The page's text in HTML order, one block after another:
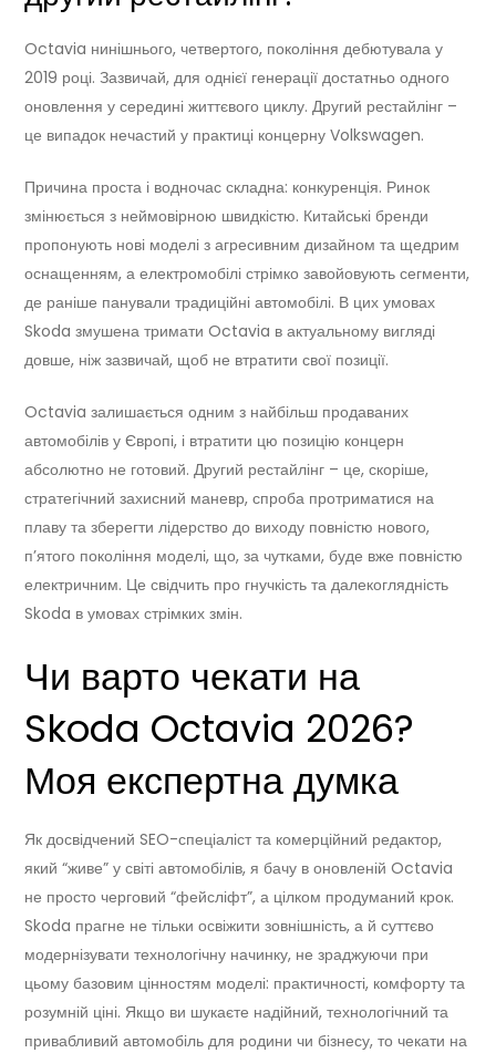
Octavia нинішнього, четвертого, покоління дебютувала у
2019 році. Зазвичай, для однієї генерації достатньо одного
оновлення у середині життєвого циклу. Другий рестайлінг –
це випадок нечастий у практиці концерну Volkswagen.
Причина проста і водночас складна: конкуренція. Ринок
змінюється з неймовірною швидкістю. Китайські бренди
пропонують нові моделі з агресивним дизайном та щедрим
оснащенням, а електромобілі стрімко завойовують сегменти,
де раніше панували традиційні автомобілі. В цих умовах
Skoda змушена тримати Octavia в актуальному вигляді
довше, ніж зазвичай, щоб не втратити свої позиції.
Octavia залишається одним з найбільш продаваних
автомобілів у Європі, і втратити цю позицію концерн
абсолютно не готовий. Другий рестайлінг – це, скоріше,
стратегічний захисний маневр, спроба протриматися на
плаву та зберегти лідерство до виходу повністю нового,
п’ятого покоління моделі, що, за чутками, буде вже повністю
електричним. Це свідчить про гнучкість та далекоглядність
Skoda в умовах стрімких змін.
Чи варто чекати на
Skoda Octavia 2026?
Моя експертна думка
Як досвідчений SEO-спеціаліст та комерційний редактор,
який “живе” у світі автомобілів, я бачу в оновленій Octavia
не просто черговий “фейсліфт”, а цілком продуманий крок.
Skoda прагне не тільки освіжити зовнішність, а й суттєво
модернізувати технологічну начинку, не зраджуючи при
цьому базовим цінностям моделі: практичності, комфорту та
розумній ціні. Якщо ви шукаєте надійний, технологічний та
привабливий автомобіль для родини чи бізнесу, то чекати на